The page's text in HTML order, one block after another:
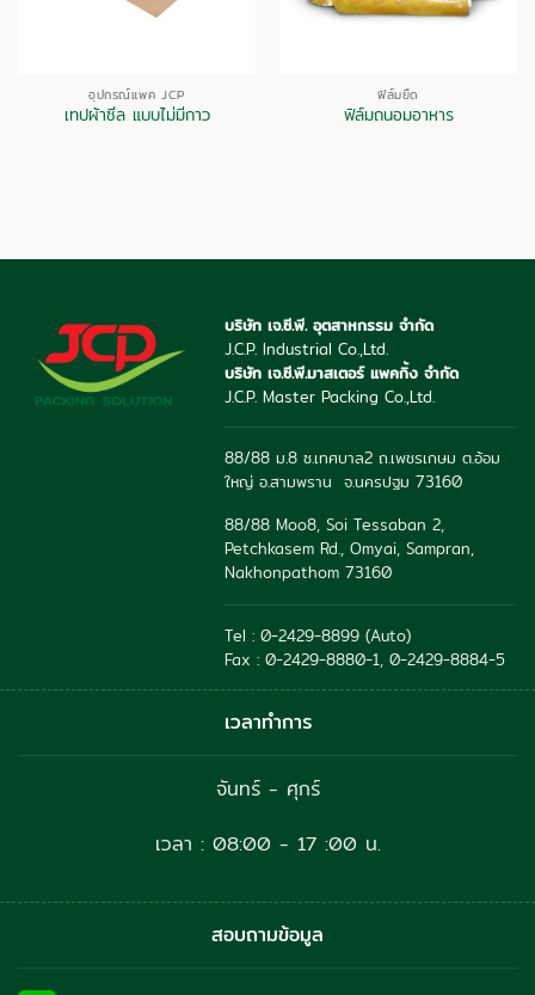
อุปกรณ์แพค JCP
เทปผ้าซีล แบบไม่มีกาว
ฟิล์มยืด
ฟิล์มถนอมอาหาร
บริษัท เจ.ซี.พี. อุตสาหกรรม จำกัด
J.C.P. Industrial Co.,Ltd.
บริษัท เจ.ซี.พี.มาสเตอร์ แพคกิ้ง จำกัด
J.C.P. Master Packing Co.,Ltd.
88/88 ม.8 ซ.เทศบาล2 ถ.เพชรเกษม ต.อ้อม
ใหญ่ อ.สามพราน จ.นครปฐม 73160
88/88 Moo8, Soi Tessaban 2,
Petchkasem Rd., Omyai, Sampran,
Nakhonpathom 73160
Tel : 0-2429-8899 (Auto)
Fax : 0-2429-8880-1, 0-2429-8884-5
เวลาทำการ
จันทร์ - ศุกร์
เวลา : 08:00 - 17 :00 น.
สอบถามข้อมูล